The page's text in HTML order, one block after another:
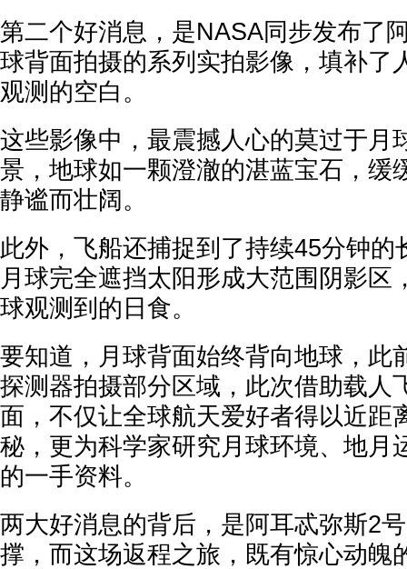
第二个好消息，是NASA同步发布了
球背面拍摄的系列实拍影像，填补了
观测的空白。
这些影像中，最震撼人心的莫过于月
景，地球如一颗澄澈的湛蓝宝石，缓
静谧而壮阔。
此外，飞船还捕捉到了持续45分钟的
月球完全遮挡太阳形成大范围阴影区
球观测到的日食。
要知道，月球背面始终背向地球，此
探测器拍摄部分区域，此次借助载人
面，不仅让全球航天爱好者得以近距
秘，更为科学家研究月球环境、地月
的一手资料。
两大好消息的背后，是阿耳忒弥斯2
撑，而这场返程之旅，既有惊心动魄